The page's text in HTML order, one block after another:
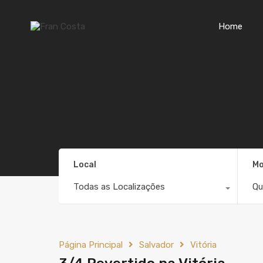
Home
Local
Todas as Localizações
Página Principal Salvador Vitória